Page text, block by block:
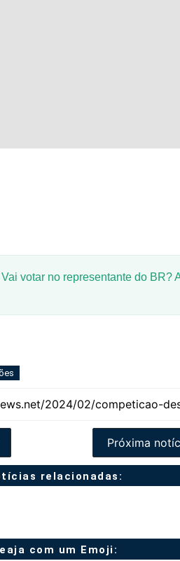
votar no representante do BR?
Próxima
relacionadas:
com um Emoji: